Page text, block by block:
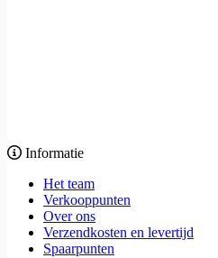
Informatie
Het team
Verkooppunten
Over ons
Verzendkosten en levertijd
Spaarpunten